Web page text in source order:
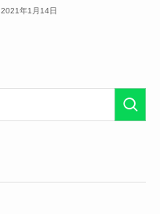
2021年1月14日